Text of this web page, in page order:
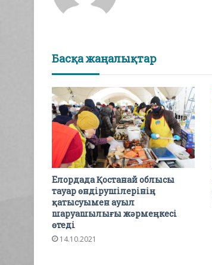
Басқа жаңалықтар
Елордада Қостанай облысы
тауар өндірушілерінің
қатысуымен ауыл
шаруашылығы жәрмеңкесі
өтеді
14.10.2021